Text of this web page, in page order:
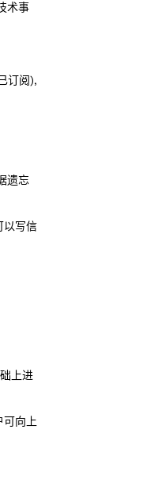
术事
订阅),
遗忘
以写信
上进
可向上